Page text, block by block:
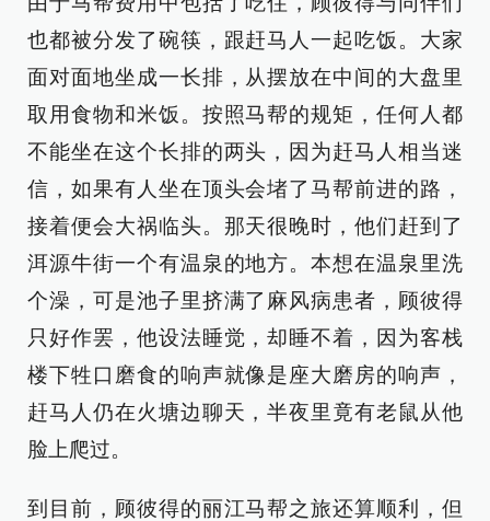
也都被分发了碗筷，跟赶马人一起吃饭。大家
面对面地坐成一长排，从摆放在中间的大盘里
取用食物和米饭。按照马帮的规矩，任何人都
不能坐在这个长排的两头，因为赶马人相当迷
信，如果有人坐在顶头会堵了马帮前进的路，
接着便会大祸临头。那天很晚时，他们赶到了
洱源牛街一个有温泉的地方。本想在温泉里洗
个澡，可是池子里挤满了麻风病患者，顾彼得
只好作罢，他设法睡觉，却睡不着，因为客栈
楼下牲口磨食的响声就像是座大磨房的响声，
赶马人仍在火塘边聊天，半夜里竟有老鼠从他
脸上爬过。
到目前，顾彼得的丽江马帮之旅还算顺利，但